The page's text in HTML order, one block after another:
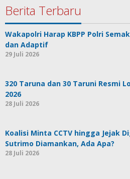
Berita Terbaru
Wakapolri Harap KBPP Polri
dan Adaptif
29 Juli 2026
320 Taruna dan 30 Taruni Resmi
2026
28 Juli 2026
Koalisi Minta CCTV hingga Jejak
Sutrimo Diamankan, Ada Apa?
28 Juli 2026